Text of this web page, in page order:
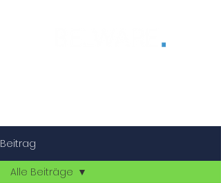
Beitrag
Alle Beiträge